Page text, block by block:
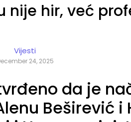
nije hir, već
Vijesti
24, 2025
da je
Beširević i